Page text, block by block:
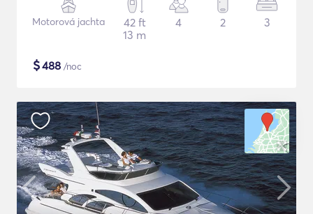
Motorová jachta
42 ft
13 m
4 2 3
$488 /noc